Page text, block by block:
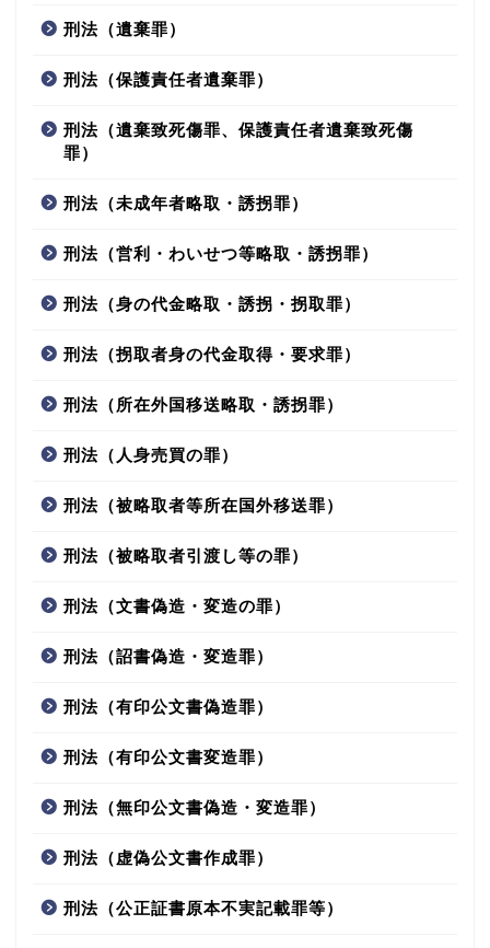
刑法（遺棄罪）
刑法（保護責任者遺棄罪）
刑法（遺棄致死傷罪、保護責任者遺棄致死傷
罪）
刑法（未成年者略取・誘拐罪）
刑法（営利・わいせつ等略取・誘拐罪）
刑法（身の代金略取・誘拐・拐取罪）
刑法（拐取者身の代金取得・要求罪）
刑法（所在外国移送略取・誘拐罪）
刑法（人身売買の罪）
刑法（被略取者等所在国外移送罪）
刑法（被略取者引渡し等の罪）
刑法（文書偽造・変造の罪）
刑法（詔書偽造・変造罪）
刑法（有印公文書偽造罪）
刑法（有印公文書変造罪）
刑法（無印公文書偽造・変造罪）
刑法（虚偽公文書作成罪）
刑法（公正証書原本不実記載罪等）